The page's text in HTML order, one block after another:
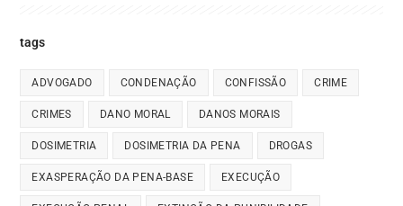
tags
ADVOGADO CONDENAÇÃO CONFISSÃO CRIME
CRIMES DANO MORAL DANOS MORAIS
DOSIMETRIA DOSIMETRIA DA PENA DROGAS
EXASPERAÇÃO DA PENA-BASE EXECUÇÃO